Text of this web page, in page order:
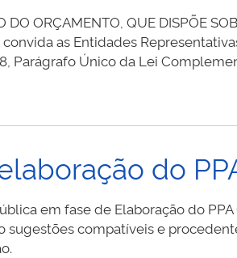
DO ORÇAMENTO, QUE DISPÕE
as Entidades Representativas
Parágrafo Único da Lei
do
em fase de Elaboração do
compatíveis e